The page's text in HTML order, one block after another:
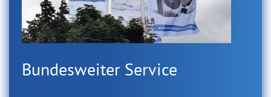
Bundesweiter Service